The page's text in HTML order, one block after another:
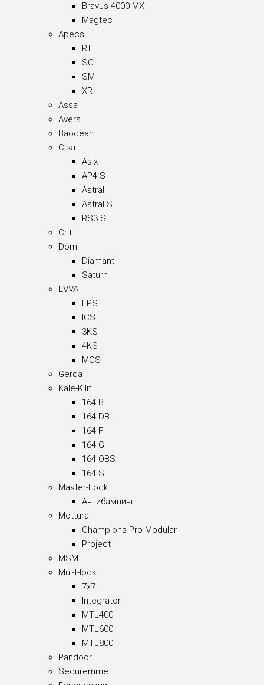
Bravus 4000 MX
Magtec
Apecs
RT
SC
SM
XR
Assa
Avers
Baodean
Cisa
Asix
AP4 S
Astral
Astral S
RS3 S
Crit
Dom
Diamant
Saturn
EVVA
EPS
ICS
3KS
4KS
MCS
Gerda
Kale-Kilit
164 B
164 DB
164 F
164 G
164 OBS
164 S
Master-Lock
Антибампинг
Mottura
Champions Pro Modular
Project
MSM
Mul-t-lock
7x7
Integrator
MTL400
MTL600
MTL800
Pandoor
Securemme